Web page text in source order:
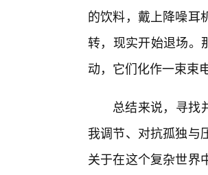
的饮料，戴上降噪耳
转，现实开始退场。
动，它们化作一束束
总结来说，寻找
我调节、对抗孤独与
关于在这个复杂世界